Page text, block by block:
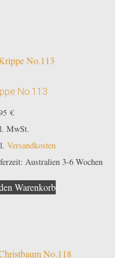
No.113
€
MwSt.
Versandkosten
Australien 3-6 Wochen
Warenkorb